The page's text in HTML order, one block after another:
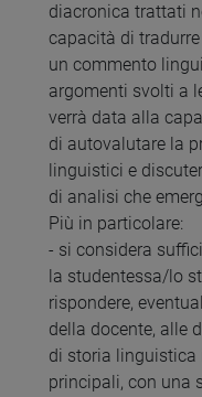
diacronica trattati
capacità di
un commento
argomenti svolti a
verrà data alla
di autovalutare la
linguistici e
di analisi che
Più in particolare:
- si considera
la studentessa/lo
rispondere,
della docente, alle
di storia
principali, con una